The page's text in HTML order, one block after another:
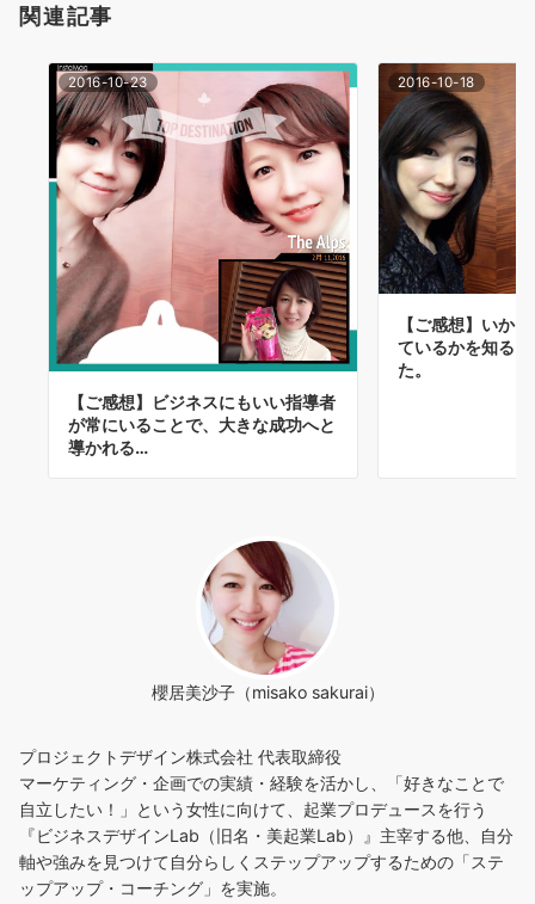
ン
関連記事
2016-10-23
【ご感想】ビジネスにもいい指導者
が常にいることで、大きな成功へと
導かれる…
2016-10-18
【ご感想】いか
ているかを知る
た。
櫻居美沙子（misako sakurai）
プロジェクトデザイン株式会社 代表取締役
マーケティング・企画での実績・経験を活かし、「好きなことで
自立したい！」という女性に向けて、起業プロデュースを行う
『ビジネスデザインLab（旧名・美起業Lab）』主宰する他、自分
軸や強みを見つけて自分らしくステップアップするための「ステ
ップアップ・コーチング」を実施。